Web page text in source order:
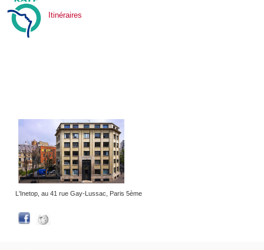
Itinéraires
L'Inetop, au 41 rue Gay-Lussac, Paris 5ème